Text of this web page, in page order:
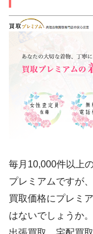
毎月10,000件以上
プレミアムですが
買取価格にプレミ
はないでしょうか。